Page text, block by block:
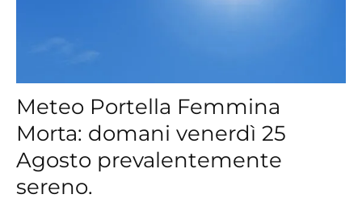
Meteo Portella Femmina
Morta: domani venerdì 25
Agosto prevalentemente
sereno.